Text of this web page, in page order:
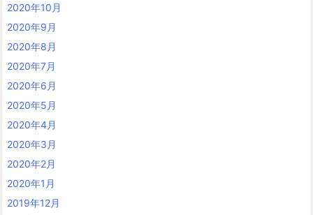
2020年10月
2020年9月
2020年8月
2020年7月
2020年6月
2020年5月
2020年4月
2020年3月
2020年2月
2020年1月
2019年12月